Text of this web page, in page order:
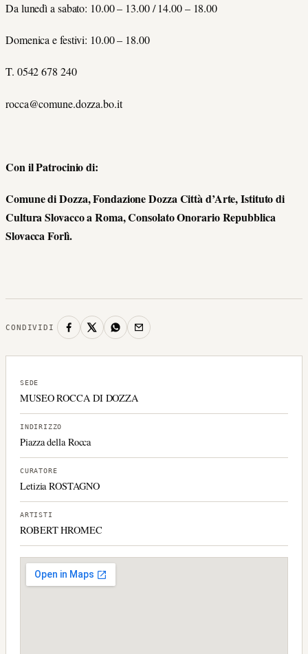
Da lunedì a sabato: 10.00 – 13.00 / 14.00 – 18.00
Domenica e festivi: 10.00 – 18.00
T. 0542 678 240
rocca@comune.dozza.bo.it
Con il Patrocinio di:
Comune di Dozza, Fondazione Dozza Città d’Arte, Istituto di
Cultura Slovacco a Roma, Consolato Onorario Repubblica
Slovacca Forlì.
CONDIVIDI
SEDE
MUSEO ROCCA DI DOZZA
INDIRIZZO
Piazza della Rocca
CURATORE
Letizia ROSTAGNO
ARTISTI
ROBERT HROMEC